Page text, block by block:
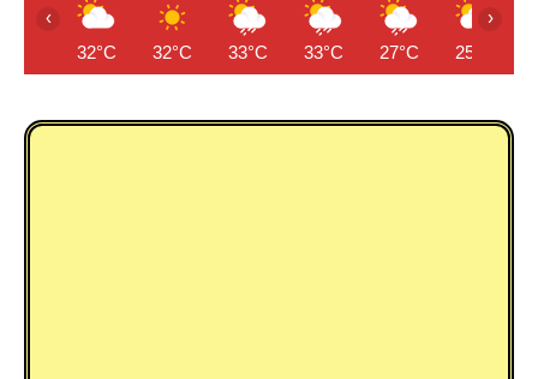
32°C 32°C 33°C 33°C 27°C 25°C
‹ ›